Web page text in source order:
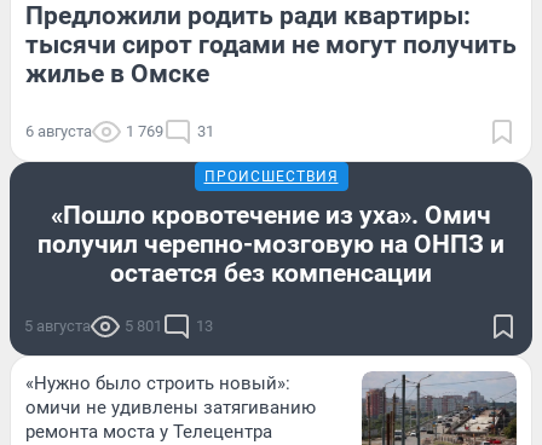
Предложили родить ради квартиры:
тысячи сирот годами не могут получить
жилье в Омске
6 августа 1 769 31
ПРОИСШЕСТВИЯ
«Пошло кровотечение из уха». Омич
получил черепно-мозговую на ОНПЗ и
остается без компенсации
5 августа 5 801 13
«Нужно было строить новый»:
омичи не удивлены затягиванию
ремонта моста у Телецентра